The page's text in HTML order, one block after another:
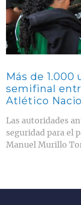
Más de
semifinal
Atlético
Las autoridades
seguridad para el
Manuel Murillo